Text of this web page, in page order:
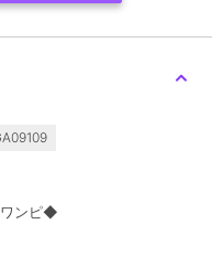
ワンピ◆